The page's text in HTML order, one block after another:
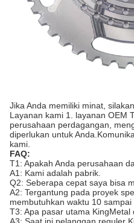
Jika Anda memiliki minat,
Layanan kami 1. layanan OEM
perusahaan perdagangan,
diperlukan untuk
kami.
FAQ:
T1: Apakah Anda perusahaan
A1: Kami adalah pabrik.
Q2: Seberapa cepat saya bisa
A2: Tergantung pada proyek
membutuhkan waktu 10 sampai
T3: Apa pasar utama KingMetal